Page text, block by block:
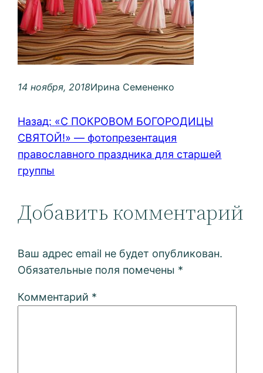
14 ноября, 2018Ирина Семененко
Назад: «С ПОКРОВОМ БОГОРОДИЦЫ
СВЯТОЙ!» — фотопрезентация
православного праздника для старшей
группы
Добавить комментарий
Ваш адрес email не будет опубликован.
Обязательные поля помечены *
Комментарий *